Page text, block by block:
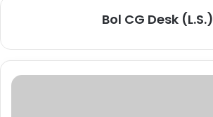
Bol CG Desk (L.S.)